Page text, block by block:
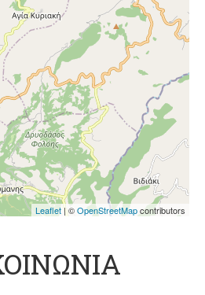
Leaflet| ©OpenStreetMapcontributors